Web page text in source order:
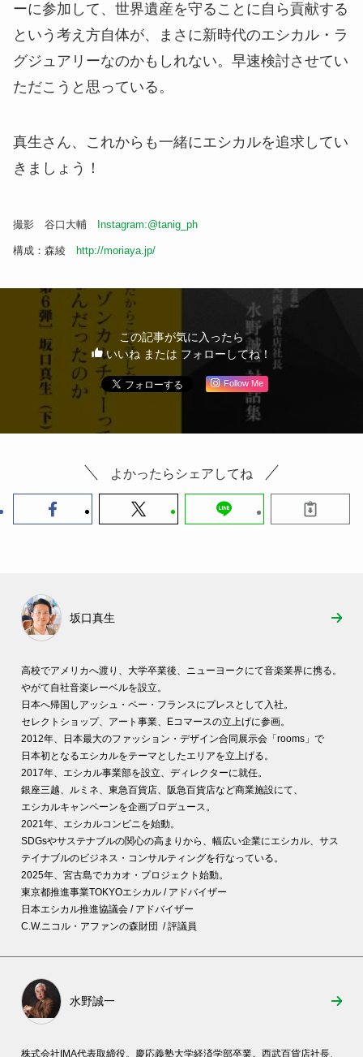
ーに参加して、世界遺産を守ることに自ら貢献する
という考え方自体が、まさに新時代のエシカル・ラ
グジュアリーなのかもしれない。早速検討させてい
ただこうと思っている。
真生さん、これからも一緒にエシカルを追求してい
きましょう！
撮影 谷口大輔 Instagram:@tanig_ph
構成：森綾 http://moriaya.jp/
この記事が気に入ったら
いいね または フォローしてね！
Follow Me
よかったらシェアしてね
坂口真生
高校でアメリカへ渡り、大学卒業後、ニューヨークにて音楽業界に携る。
やがて自社音楽レーベルを設立。
日本へ帰国しアッシュ・ペー・フランスにプレスとして入社。
セレクトショップ、アート事業、Eコマースの立上げに参画。
2012年、日本最大のファッション・デザイン合同展示会「rooms」で
日本初となるエシカルをテーマとしたエリアを立上げる。
2017年、エシカル事業部を設立、ディレクターに就任。
銀座三越、ルミネ、東急百貨店、阪急百貨店など商業施設にて、
エシカルキャンペーンを企画プロデュース。
2021年、エシカルコンビニを始動。
SDGsやサステナブルの関心の高まりから、幅広い企業にエシカル、サス
テイナブルのビジネス・コンサルティングを行なっている。
2025年、宮古島でカカオ・プロジェクト始動。
東京都推進事業TOKYOエシカル / アドバイザー
日本エシカル推進協議会 / アドバイザー
C.W.ニコル・アファンの森財団 / 評議員
水野誠一
株式会社IMA代表取締役。慶応義塾大学経済学部卒業。西武百貨店社長、